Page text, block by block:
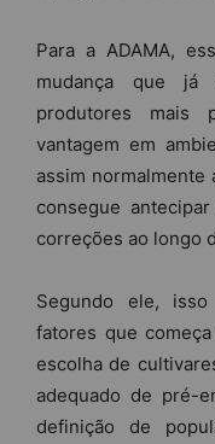
Para a ADAMA,
mudança que já
produtores mais
vantagem em
assim normalmente
consegue
correções ao longo
Segundo ele,
fatores que
escolha de
adequado de pré-
definição de